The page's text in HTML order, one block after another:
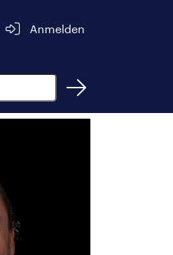
Anmelden